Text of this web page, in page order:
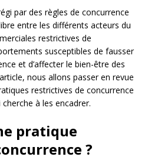
par des règles de concurrence
entre les différents acteurs du
restrictives de
susceptibles de fausser
et d’affecter le bien-être des
nous allons passer en revue
restrictives de concurrence
à les encadrer.
pratique
?